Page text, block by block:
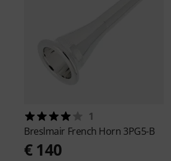
1
Breslmair French Horn 3PG5-B
€ 140